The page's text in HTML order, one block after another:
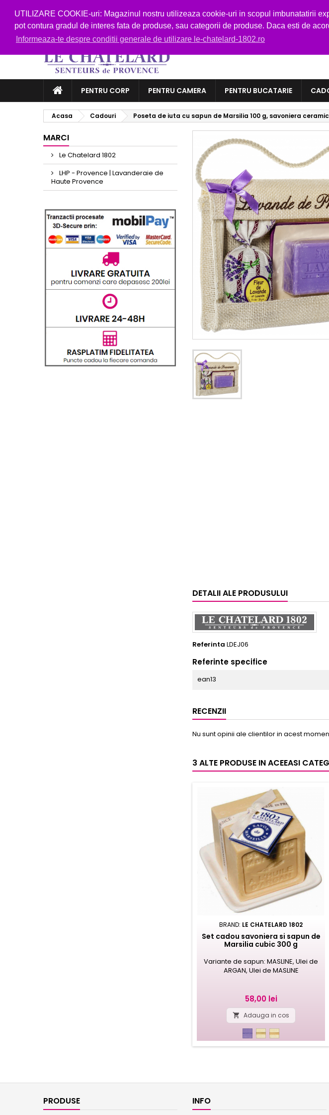
UTILIZARE COOKIE-uri: Magazinul nostru utilizeaza cookie-uri in scopul imbunatatirii
pot contura gradul de interes fata de produse, sau categorii de produse. Daca esti de
Informeaza-te despre conditii generale de utilizare le-chatelard-1802.ro
PENTRU CORP PENTRU CAMERA PENTRU BUCATARIE
Acasa Cadouri Poseta de iuta cu sapun de Marsilia 100 g, savoniera
MARCI
Le Chatelard 1802
LHP - Provence | Lavanderaie de
Haute Provence
DETALII ALE PRODUSULUI
Referinta LDEJ06
Referinte specifice
ean13
RECENZII
Nu sunt opinii ale clientilor in acest
3 ALTE PRODUSE IN ACEEASI
BRAND: LE CHATELARD 1802
Set cadou savoniera si sapun de
Marsilia cubic 300 g
Variante de sapun: MASLINE, Ulei de
ARGAN, Ulei de MASLINE
Pret
58,00 lei
 Adauga in cos
lavanda
ulei
de
ulei
de
PRODUSE INFO